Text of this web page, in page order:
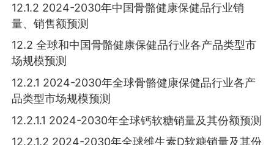
12.1.2 2024-2030年中国骨骼健康保健品行业销
量、销售额预测
12.2 全球和中国骨骼健康保健品行业各产品类型市
场规模预测
12.2.1 2024-2030年全球骨骼健康保健品行业各产
品类型市场规模预测
12.2.1.1 2024-2030年全球钙软糖销量及其份额预测
12.2.1.2 2024-2030年全球维生素D软糖销量及其份